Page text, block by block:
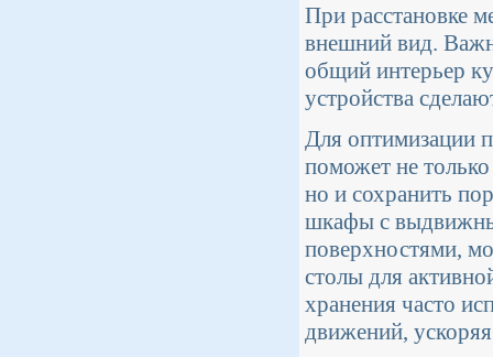
При расстановке
внешний вид.
общий интерьер
устройства
Для оптимизации
поможет не
но и сохранить
шкафы с
поверхностями,
столы для
хранения часто
движений,